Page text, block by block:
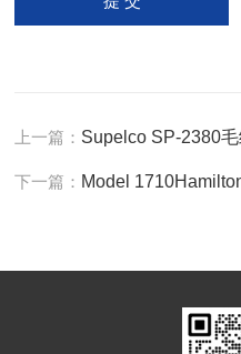
上一篇： Supelco SP-2380
下一篇： Model